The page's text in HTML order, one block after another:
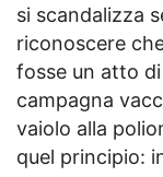
si scandalizza
riconoscere
fosse un atto
campagna
vaiolo alla
quel principio: